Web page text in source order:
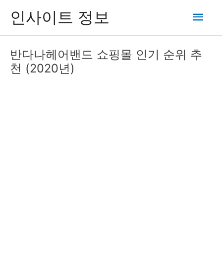
츠
인사이트 정보
메
인
메
반다나헤어밴드 쇼핑몰 인기 순위 추
천 (2020년)